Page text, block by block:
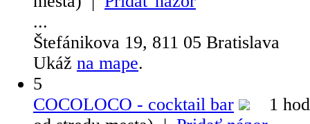
...
Štefánikova 19, 811 05 Bratislava
Ukáž na mape.
5
COCOLOCO - cocktail bar
1